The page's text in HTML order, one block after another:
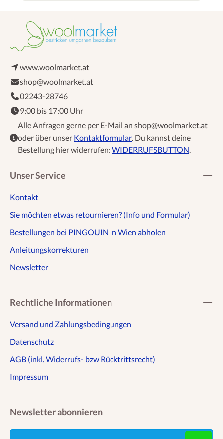
www.woolmarket.at
shop@woolmarket.at
02243-28746
9:00 bis 17:00 Uhr
Alle Anfragen gerne per E-Mail an shop@woolmarket.at
oder über unser Kontaktformular . Du kannst deine
Bestellung hier widerrufen: WIDERRUFSBUTTON
Unser Service
Kontakt
Sie möchten etwas retournieren? (Info und Formular)
Bestellungen bei PINGOUIN in Wien abholen
Anleitungskorrekturen
Newsletter
Rechtliche Informationen
Versand und Zahlungsbedingungen
Datenschutz
AGB (inkl. Widerrufs- bzw Rücktrittsrecht)
Impressum
Newsletter abonnieren
E-Mail-Adresse eingeben ...